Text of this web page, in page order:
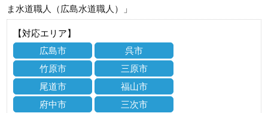
ま水道職人（広島水道職人）」
【対応エリア】
広島市
呉市
竹原市
三原市
尾道市
福山市
府中市
三次市